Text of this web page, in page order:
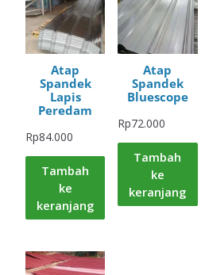
Atap
Spandek
Lapis
Peredam
Rp84.000
Tambah
ke
keranjang
Atap
Spandek
Bluescope
Rp72.000
Tambah
ke
keranjang